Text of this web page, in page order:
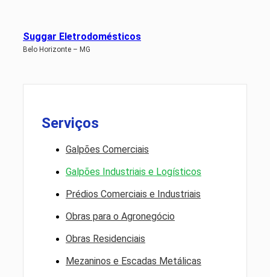
Suggar Eletrodomésticos
Belo Horizonte – MG
Serviços
Galpões Comerciais
Galpões Industriais e Logísticos
Prédios Comerciais e Industriais
Obras para o Agronegócio
Obras Residenciais
Mezaninos e Escadas Metálicas